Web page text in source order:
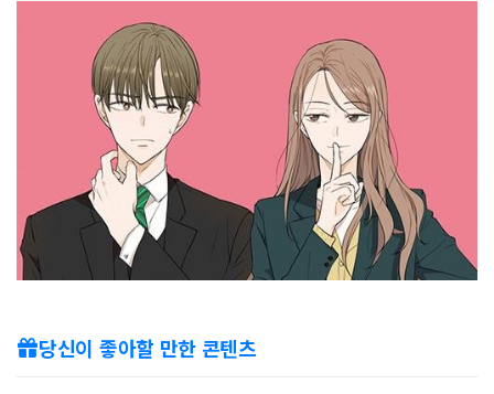
당신이 좋아할 만한 콘텐츠